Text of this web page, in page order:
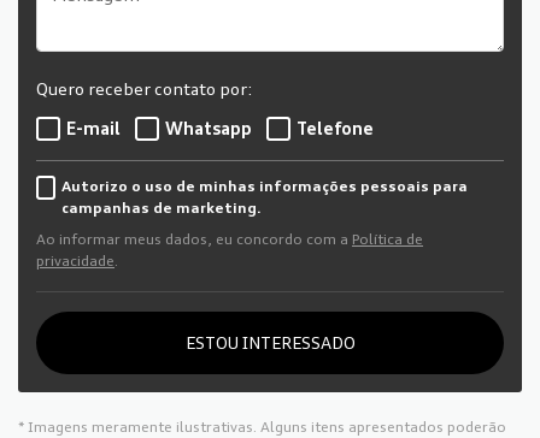
Quero receber contato por:
E-mail
Whatsapp Telefone
Autorizo o uso de minhas informações pessoais para
campanhas de marketing.
Ao informar meus dados, eu concordo com a Política de
privacidade.
ESTOU INTERESSADO
* Imagens meramente ilustrativas. Alguns itens apresentados poderão